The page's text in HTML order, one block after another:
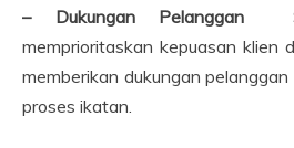
– Dukungan Pelanggan
memprioritaskan kepuasan klien
memberikan dukungan
proses ikatan.